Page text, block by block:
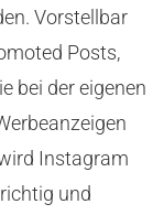
Vorstellbar
Posts,
bei der eigenen
Instagram
und